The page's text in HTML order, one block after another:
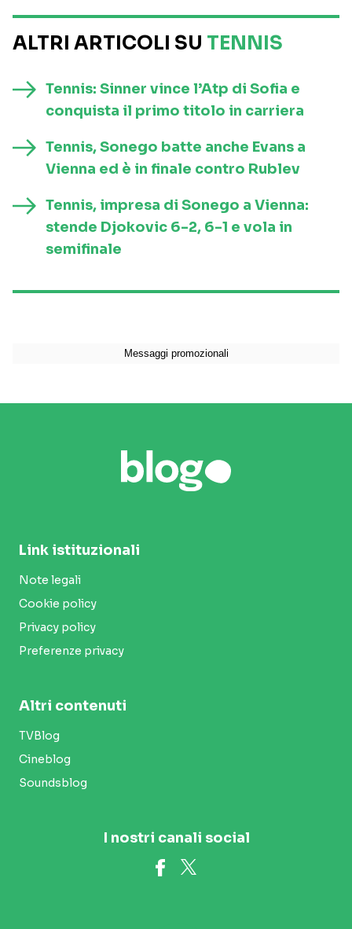
ALTRI ARTICOLI SU TENNIS
Tennis: Sinner vince l’Atp di Sofia e
conquista il primo titolo in carriera
Tennis, Sonego batte anche Evans a
Vienna ed è in finale contro Rublev
Tennis, impresa di Sonego a Vienna:
stende Djokovic 6-2, 6-1 e vola in
semifinale
Link istituzionali
Note legali
Cookie policy
Privacy policy
Preferenze privacy
Altri contenuti
TVBlog
Cineblog
Soundsblog
I nostri canali social